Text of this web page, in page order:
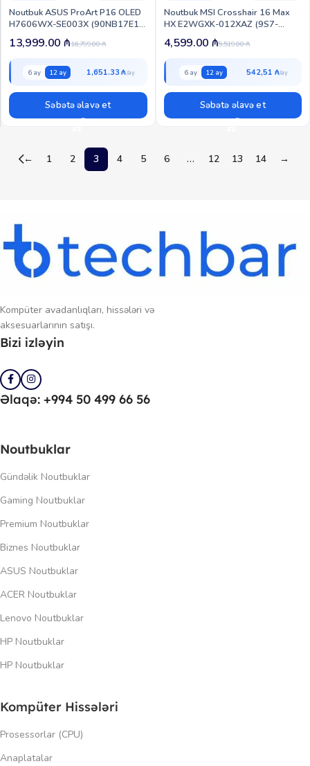
Noutbuk ASUS ProArt P16 OLED
H7606WX-SE003X (90NB17E1-
M003A0)
16,799.00₼
13,999.00 ₼
6 ay 12 ay 1,651.33 ₼
Səbətə əlavə et
Noutbuk MSI Crosshair 16 Max
HX E2WGXK-012XAZ (9S7-
265232-012)
5,519.00₼
4,599.00 ₼
6 ay 12 ay 542,51 ₼
Səbətə əlavə et
← 1 2 3 4 5 6 … 12 13 14 →
Kompüter avadanlıqları, hissələri və
aksesuarlarının satışı.
Bizi izləyin
Əlaqə: +994 50 499 66 56
Noutbuklar
Gündəlik Noutbuklar
Gaming Noutbuklar
Premium Noutbuklar
Biznes Noutbuklar
ASUS Noutbuklar
ACER Noutbuklar
Lenovo Noutbuklar
HP Noutbuklar
HP Noutbuklar
Kompüter Hissələri
Prosessorlar (CPU)
Anaplatalar